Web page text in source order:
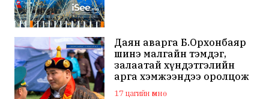
Даян аварга Б.Орхонбаяр
шинэ малгайн тэмдэг,
залаатай хүндэтгэлийн
арга хэмжээндээ оролцож
байна
17 цагийн өмнө